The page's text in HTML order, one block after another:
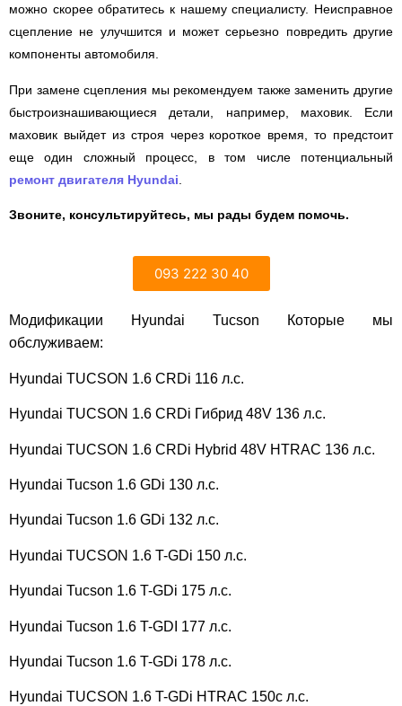
можно скорее обратитесь к нашему специалисту. Неисправное
сцепление не улучшится и может серьезно повредить другие
компоненты автомобиля.
При замене сцепления мы рекомендуем также заменить другие
быстроизнашивающиеся детали, например, маховик. Если
маховик выйдет из строя через короткое время, то предстоит
еще один сложный процесс, в том числе потенциальный
ремонт двигателя Hyundai
Звоните, консультируйтесь, мы рады будем помочь.
093 222 30 40
Модификации Hyundai Tucson Которые мы
обслуживаем:
Hyundai TUCSON 1.6 CRDi 116 л.с.
Hyundai TUCSON 1.6 CRDi Гибрид 48V 136 л.с.
Hyundai TUCSON 1.6 CRDi Hybrid 48V HTRAC 136 л.с.
Hyundai Tucson 1.6 GDi 130 л.с.
Hyundai Tucson 1.6 GDi 132 л.с.
Hyundai TUCSON 1.6 T-GDi 150 л.с.
Hyundai Tucson 1.6 T-GDi 175 л.с.
Hyundai Tucson 1.6 T-GDI 177 л.с.
Hyundai Tucson 1.6 T-GDi 178 л.с.
Hyundai TUCSON 1.6 T-GDi HTRAC 150c л.с.